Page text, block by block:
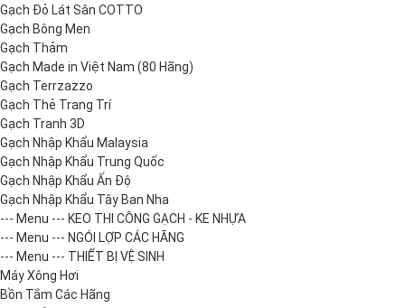
Gạch Đỏ Lát Sân COTTO
Gạch Bông Men
Gạch Thảm
Gạch Made in Việt Nam (80 Hãng)
Gạch Terrzazzo
Gạch Thẻ Trang Trí
Gạch Tranh 3D
Gạch Nhập Khẩu Malaysia
Gạch Nhập Khẩu Trung Quốc
Gạch Nhập Khẩu Ấn Độ
Gạch Nhập Khẩu Tây Ban Nha
--- Menu --- KEO THI CÔNG GẠCH - KE NHỰA
--- Menu --- NGÓI LỢP CÁC HÃNG
--- Menu --- THIẾT BỊ VỆ SINH
Máy Xông Hơi
Bồn Tắm Các Hãng